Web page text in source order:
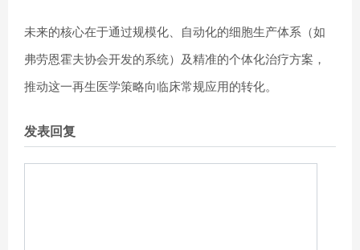
未来的核心在于通过规模化、自动化的细胞生产体系（如
弗劳恩霍夫协会开发的系统）及精准的个体化治疗方案，
推动这一再生医学策略向临床常规应用的转化。
发表回复